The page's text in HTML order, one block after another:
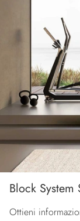
Block System